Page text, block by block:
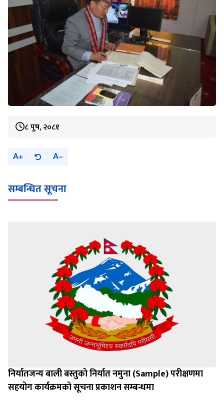
८ पुष, २०८१
A A
सम्बन्धित सूचना
निर्यातजन्य बाली बस्तुको निर्यात नमुना (Sample) परीक्षणमा
सहयोग कार्यक्रमको सूचना प्रकाशन सम्बन्धमा